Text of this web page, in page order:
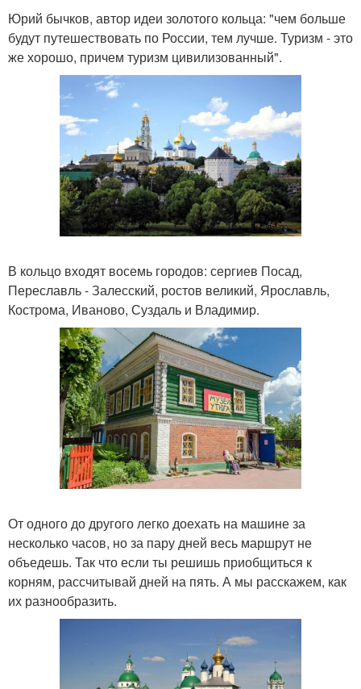
Юрий бычков, автор идеи золотого кольца: "чем больше
будут путешествовать по России, тем лучше. Туризм - это
же хорошо, причем туризм цивилизованный".
В кольцо входят восемь городов: сергиев Посад,
Переславль - Залесский, ростов великий, Ярославль,
Кострома, Иваново, Суздаль и Владимир.
От одного до другого легко доехать на машине за
несколько часов, но за пару дней весь маршрут не
объедешь. Так что если ты решишь приобщиться к
корням, рассчитывай дней на пять. А мы расскажем, как
их разнообразить.